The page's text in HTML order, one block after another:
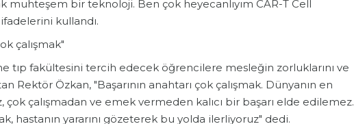
muhteşem bir teknoloji. Ben çok heyecanlıyım CAR-T Cell
ifadelerini kullandı.
çalışmak"
tıp fakültesini tercih edecek öğrencilere mesleğin zorluklarını ve
Rektör Özkan, "Başarının anahtarı çok çalışmak. Dünyanın en
çok çalışmadan ve emek vermeden kalıcı bir başarı elde edilemez.
hastanın yararını gözeterek bu yolda ilerliyoruz" dedi.